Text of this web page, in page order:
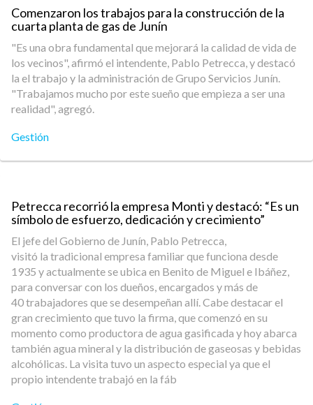
Comenzaron los trabajos para la construcción de la
cuarta planta de gas de Junín
"Es una obra fundamental que mejorará la calidad de vida de
los vecinos", afirmó el intendente, Pablo Petrecca, y destacó
la el trabajo y la administración de Grupo Servicios Junín.
"Trabajamos mucho por este sueño que empieza a ser una
realidad", agregó.
Gestión
Petrecca recorrió la empresa Monti y destacó: “Es un
símbolo de esfuerzo, dedicación y crecimiento”
El jefe del Gobierno de Junín, Pablo Petrecca,
visitó la tradicional empresa familiar que funciona desde
1935 y actualmente se ubica en Benito de Miguel e Ibáñez,
para conversar con los dueños, encargados y más de
40 trabajadores que se desempeñan allí. Cabe destacar el
gran crecimiento que tuvo la firma, que comenzó en su
momento como productora de agua gasificada y hoy abarca
también agua mineral y la distribución de gaseosas y bebidas
alcohólicas. La visita tuvo un aspecto especial ya que el
propio intendente trabajó en la fáb